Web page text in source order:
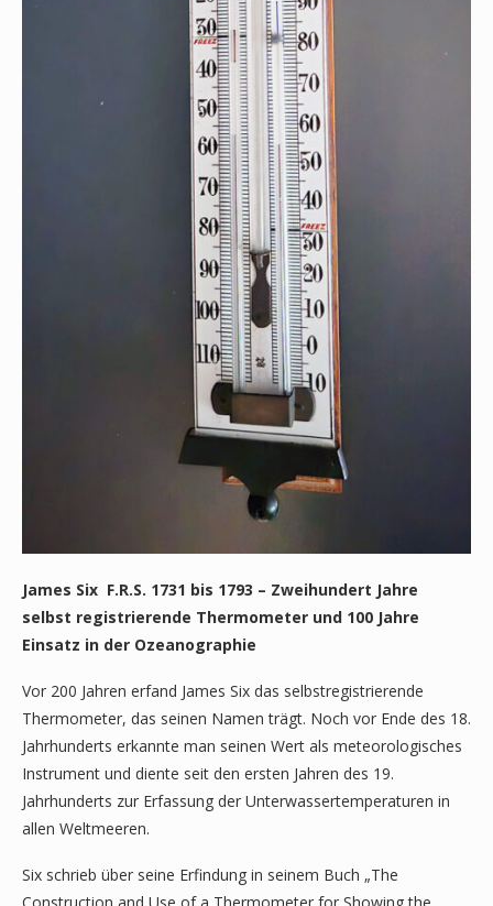
James Six F.R.S. 1731 bis 1793 – Zweihundert Jahre
selbst registrierende Thermometer und 100 Jahre
Einsatz in der Ozeanographie
Vor 200 Jahren erfand James Six das selbstregistrierende
Thermometer, das seinen Namen trägt. Noch vor Ende des 18.
Jahrhunderts erkannte man seinen Wert als meteorologisches
Instrument und diente seit den ersten Jahren des 19.
Jahrhunderts zur Erfassung der Unterwassertemperaturen in
allen Weltmeeren.
Six schrieb über seine Erfindung in seinem Buch „The